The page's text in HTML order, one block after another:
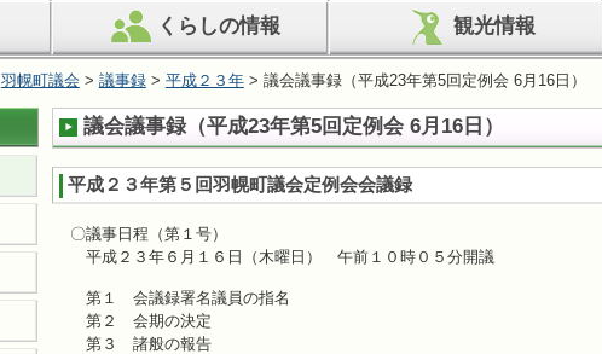
くらしの情報 観光情報
羽幌町議会 > 議事録> 平成２３年> 議会議事録（平成23年第5回定例会 6月16日）
議会議事録（平成23年第5回定例会 6月16日）
平成２３年第５回羽幌町議会定例会会議録
〇議事日程（第１号）
平成２３年６月１６日（木曜日） 午前１０時０５分開議
第１ 会議録署名議員の指名
第２ 会期の決定
第３ 諸般の報告